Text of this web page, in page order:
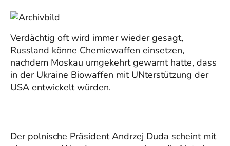
Verdächtig oft wird immer wieder gesagt,
Russland könne Chemiewaffen einsetzen,
nachdem Moskau umgekehrt gewarnt hatte, dass
in der Ukraine Biowaffen mit UNterstützung der
USA entwickelt würden.
Der polnische Präsident Andrzej Duda scheint mit